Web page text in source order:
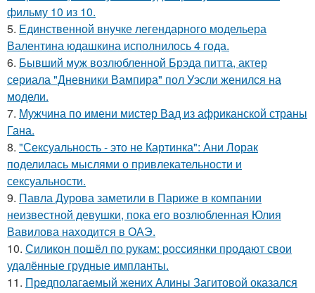
фильму 10 из 10.
5. Единственной внучке легендарного модельера
Валентина юдашкина исполнилось 4 года.
6. Бывший муж возлюбленной Брэда питта, актер
сериала "Дневники Вампира" пол Уэсли женился на
модели.
7. Мужчина по имени мистер Вад из африканской страны
Гана.
8. "Сексуальность - это не Картинка": Ани Лорак
поделилась мыслями о привлекательности и
сексуальности.
9. Павла Дурова заметили в Париже в компании
неизвестной девушки, пока его возлюбленная Юлия
Вавилова находится в ОАЭ.
10. Силикон пошёл по рукам: россиянки продают свои
удалённые грудные импланты.
11. Предполагаемый жених Алины Загитовой оказался